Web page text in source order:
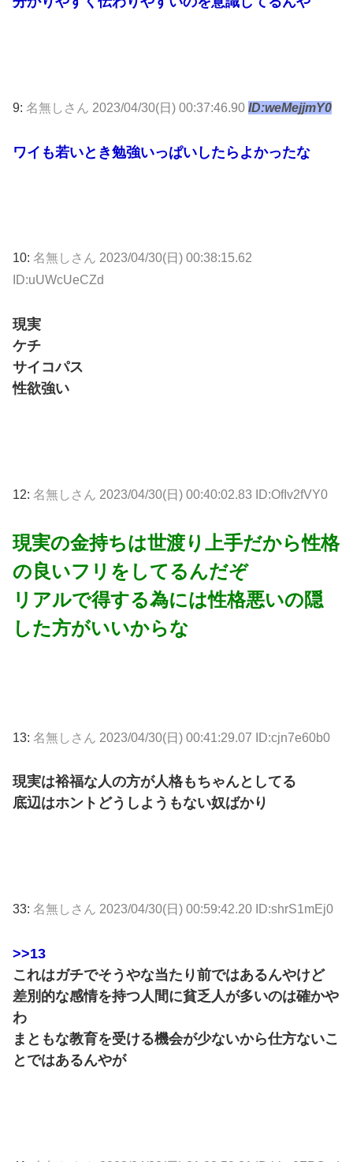
9: 名無しさん 2023/04/30(日) 00:37:46.90 ID:weMejjmY0
ワイも若いとき勉強いっぱいしたらよかったな
10: 名無しさん 2023/04/30(日) 00:38:15.62
ID:uUWcUeCZd
現実
ケチ
サイコパス
性欲強い
12: 名無しさん 2023/04/30(日) 00:40:02.83 ID:OfIv2fVY0
現実の金持ちは世渡り上手だから性格
の良いフリをしてるんだぞ
リアルで得する為には性格悪いの隠
した方がいいからな
13: 名無しさん 2023/04/30(日) 00:41:29.07 ID:cjn7e60b0
現実は裕福な人の方が人格もちゃんとしてる
底辺はホントどうしようもない奴ばかり
33: 名無しさん 2023/04/30(日) 00:59:42.20 ID:shrS1mEj0
>>13
これはガチでそうやな当たり前ではあるんやけど
差別的な感情を持つ人間に貧乏人が多いのは確かや
わ
まともな教育を受ける機会が少ないから仕方ないこ
とではあるんやが